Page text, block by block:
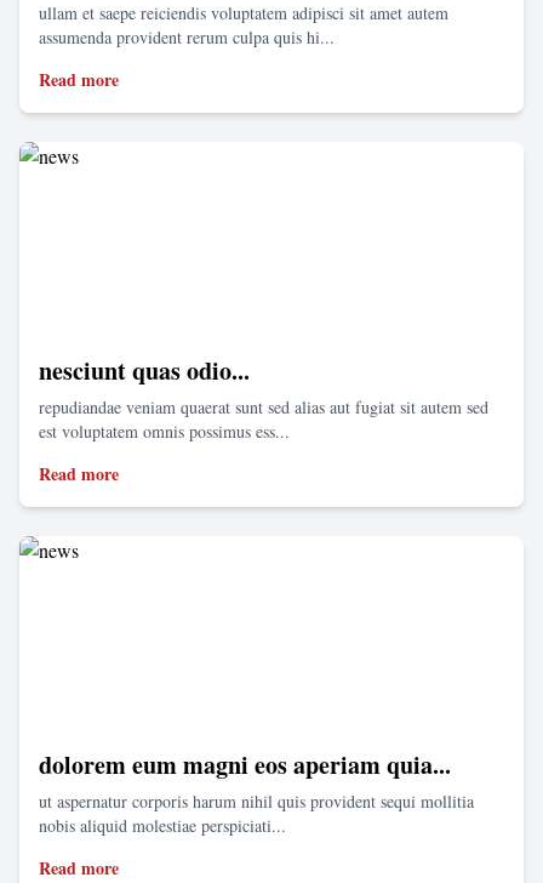
ullam et saepe reiciendis voluptatem adipisci sit amet autem
assumenda provident rerum culpa quis hi...
Read more
nesciunt quas odio...
repudiandae veniam quaerat sunt sed alias aut fugiat sit autem sed
est voluptatem omnis possimus ess...
Read more
dolorem eum magni eos aperiam quia...
ut aspernatur corporis harum nihil quis provident sequi mollitia
nobis aliquid molestiae perspiciati...
Read more